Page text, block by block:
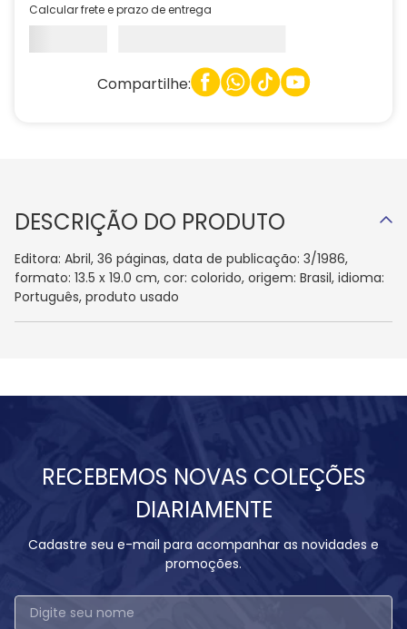
Calcular frete e prazo de entrega
Compartilhe:
DESCRIÇÃO DO PRODUTO
Editora: Abril, 36 páginas, data de publicação: 3/1986,
formato: 13.5 x 19.0 cm, cor: colorido, origem: Brasil, idioma:
Português, produto usado
RECEBEMOS NOVAS COLEÇÕES
DIARIAMENTE
Cadastre seu e-mail para acompanhar as novidades e
promoções.